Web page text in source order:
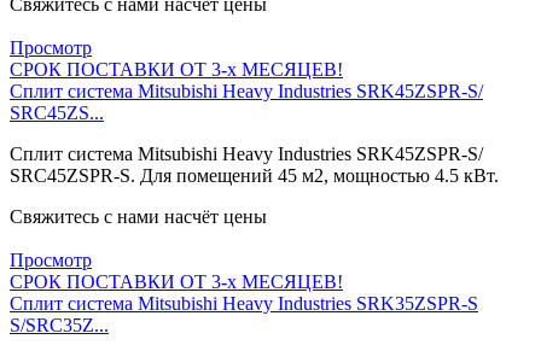
Просмотр
СРОК ПОСТАВКИ ОТ 3-х МЕСЯЦЕВ!
Сплит система Mitsubishi Heavy Industries SRK45ZSPR-S/
SRC45ZS...
Сплит система Mitsubishi Heavy Industries SRK45ZSPR-S/
SRC45ZSPR-S. Для помещений 45 м2, мощностью 4.5 кВт.
Свяжитесь с нами насчёт цены
Просмотр
СРОК ПОСТАВКИ ОТ 3-х МЕСЯЦЕВ!
Сплит система Mitsubishi Heavy Industries SRK35ZSPR-S
S/SRC35Z...